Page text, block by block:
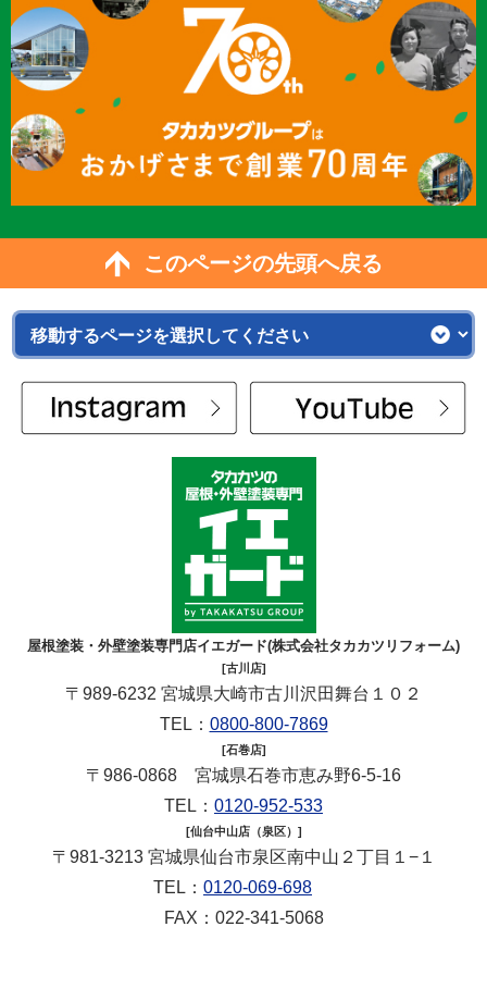
このページの先頭へ戻る
屋根塗装・外壁塗装専門店イエガード(株式会社タカカツリフォーム)
[古川店]
〒989-6232 宮城県大崎市古川沢田舞台１０２
TEL： 0800-800-7869
[石巻店]
〒986-0868 宮城県石巻市恵み野6-5-16
TEL： 0120-952-533
[仙台中山店（泉区）]
〒981-3213 宮城県仙台市泉区南中山２丁目１−１
TEL： 0120-069-698
FAX：022-341-5068